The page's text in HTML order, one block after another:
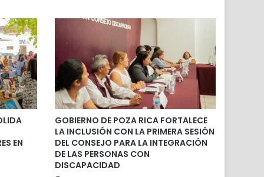
EN
GOBIERNO DE POZA RICA FORTALECE
LA INCLUSIÓN CON LA PRIMERA SESIÓN
DEL CONSEJO PARA LA INTEGRACIÓN
DE LAS PERSONAS CON
DISCAPACIDAD